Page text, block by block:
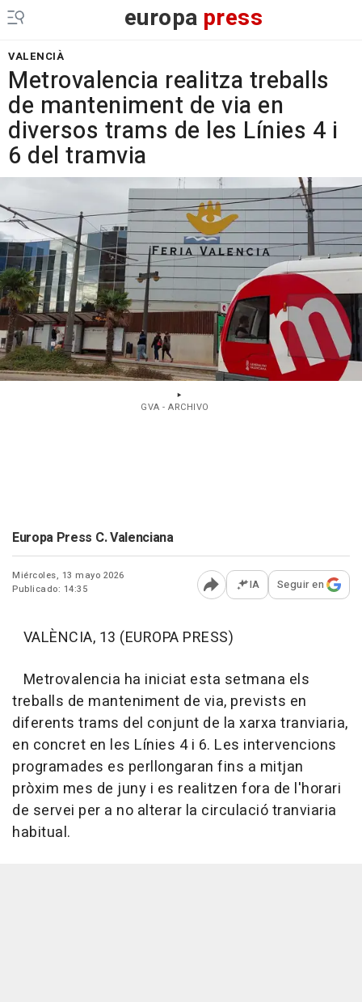
europa press
VALENCIÀ
Metrovalencia realitza treballs
de manteniment de via en
diversos trams de les Línies 4 i
6 del tramvia
GVA - ARCHIVO
Europa Press C. Valenciana
Miércoles, 13 mayo 2026
Publicado: 14:35
Abrir opciones para
IA Seguir en
VALÈNCIA, 13 (EUROPA PRESS)
Metrovalencia ha iniciat esta setmana els
treballs de manteniment de via, prevists en
diferents trams del conjunt de la xarxa tranviaria,
en concret en les Línies 4 i 6. Les intervencions
programades es perllongaran fins a mitjan
pròxim mes de juny i es realitzen fora de l'horari
de servei per a no alterar la circulació tranviaria
habitual.